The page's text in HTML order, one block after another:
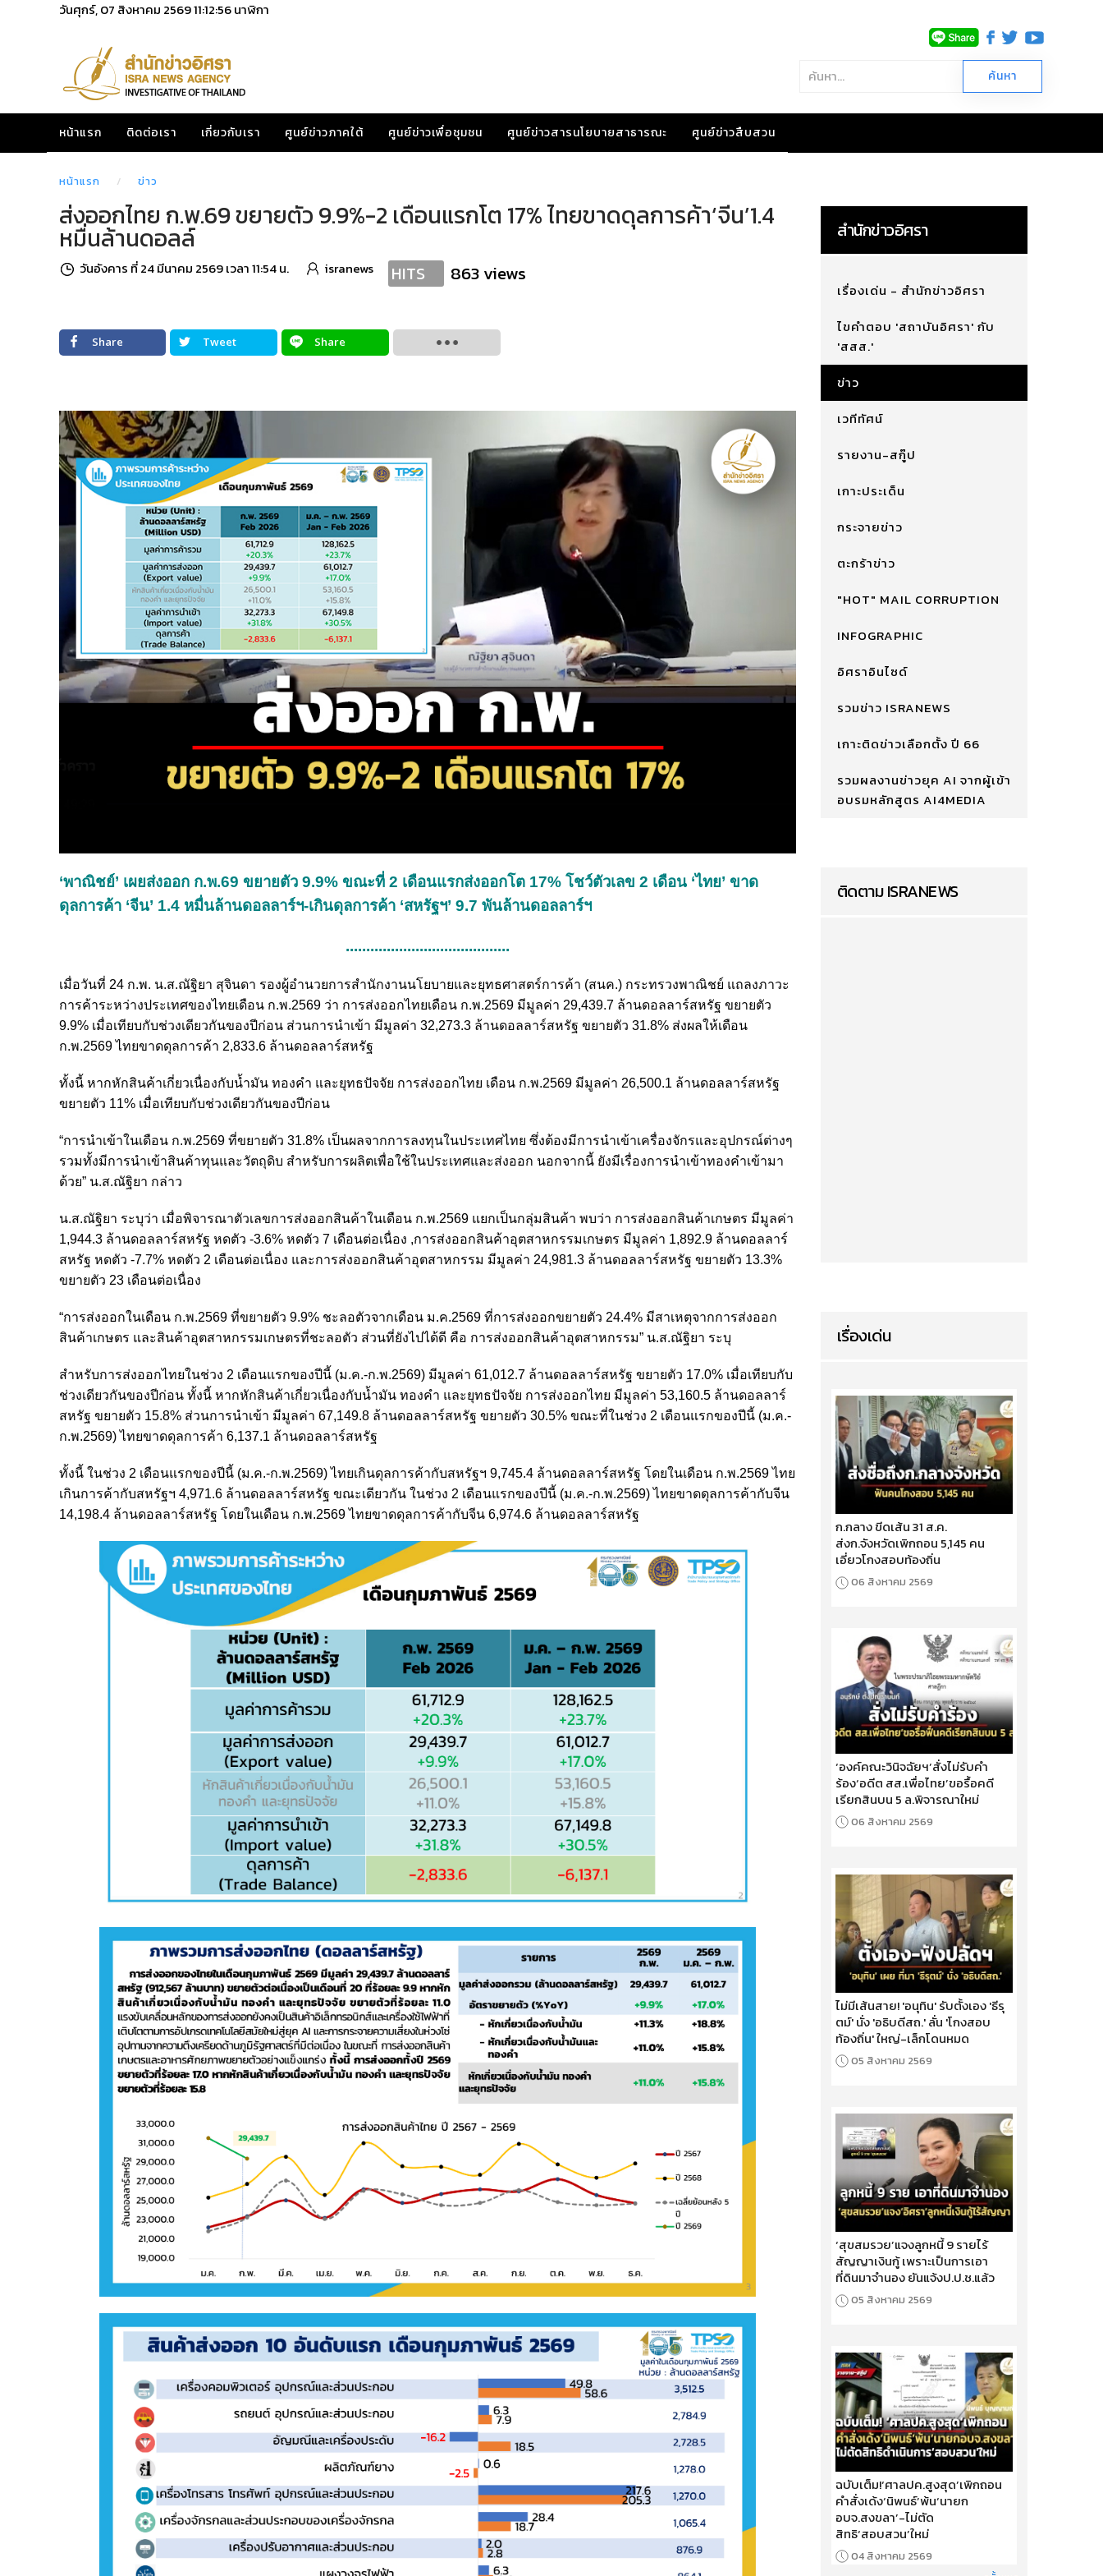
วันศุกร์, 07 สิงหาคม 256911:12:57นาฬิกา
หน้าแรก ติดต่อเรา เกี่ยวกับเรา ศูนย์ข่าวภาคใต้ ศูนย์ข่าวเพื่อชุมชน ศูนย์ข่าวสารนโยบายสาธารณะ ศูนย์ข่าวสืบสวน
หน้าแรก ข่าว
ส่งออกไทย ก.พ.69 ขยายตัว 9.9%-2 เดือนแรกโต 17% ไทยขาดดุลการค้า‘จีน’1.4
หมื่นล้านดอลล์
วันอังคาร ที่ 24 มีนาคม 2569 เวลา 11:54 น. isranews HITS 863 views
Share Tweet Share
‘พาณิชย์’ เผยส่งออก ก.พ.69 ขยายตัว 9.9% ขณะที่ 2 เดือนแรกส่งออกโต 17% โชว์ตัวเลข 2 เดือน ‘ไทย’ ขาด
ดุลการค้า ‘จีน’ 1.4 หมื่นล้านดอลลาร์ฯ-เกินดุลการค้า ‘สหรัฐฯ’ 9.7 พันล้านดอลลาร์ฯ
........................................
เมื่อวันที่ 24 ก.พ. น.ส.ณัฐิยา สุจินดา รองผู้อำนวยการสำนักงานนโยบายและยุทธศาสตร์การค้า (สนค.) กระทรวงพาณิชย์ แถลงภาวะ
การค้าระหว่างประเทศของไทยเดือน ก.พ.2569 ว่า การส่งออกไทยเดือน ก.พ.2569 มีมูลค่า 29,439.7 ล้านดอลลาร์สหรัฐ ขยายตัว
9.9% เมื่อเทียบกับช่วงเดียวกันของปีก่อน ส่วนการนำเข้า มีมูลค่า 32,273.3 ล้านดอลลาร์สหรัฐ ขยายตัว 31.8% ส่งผลให้เดือน
ก.พ.2569 ไทยขาดดุลการค้า 2,833.6 ล้านดอลลาร์สหรัฐ
ทั้งนี้ หากหักสินค้าเกี่ยวเนื่องกับน้ำมัน ทองคำ และยุทธปัจจัย การส่งออกไทย เดือน ก.พ.2569 มีมูลค่า 26,500.1 ล้านดอลลาร์สหรัฐ
ขยายตัว 11% เมื่อเทียบกับช่วงเดียวกันของปีก่อน
“การนำเข้าในเดือน ก.พ.2569 ที่ขยายตัว 31.8% เป็นผลจากการลงทุนในประเทศไทย ซึ่งต้องมีการนำเข้าเครื่องจักรและอุปกรณ์ต่างๆ
รวมทั้งมีการนำเข้าสินค้าทุนและวัตถุดิบ สำหรับการผลิตเพื่อใช้ในประเทศและส่งออก นอกจากนี้ ยังมีเรื่องการนำเข้าทองคำเข้ามา
ด้วย” น.ส.ณัฐิยา กล่าว
น.ส.ณัฐิยา ระบุว่า เมื่อพิจารณาตัวเลขการส่งออกสินค้าในเดือน ก.พ.2569 แยกเป็นกลุ่มสินค้า พบว่า การส่งออกสินค้าเกษตร มีมูลค่า
1,944.3 ล้านดอลลาร์สหรัฐ หดตัว -3.6% หดตัว 7 เดือนต่อเนื่อง ,การส่งออกสินค้าอุตสาหกรรมเกษตร มีมูลค่า 1,892.9 ล้านดอลลาร์
สหรัฐ หดตัว -7.7% หดตัว 2 เดือนต่อเนื่อง และการส่งออกสินค้าอุตสาหกรรม มีมูลค่า 24,981.3 ล้านดอลลาร์สหรัฐ ขยายตัว 13.3%
ขยายตัว 23 เดือนต่อเนื่อง
“การส่งออกในเดือน ก.พ.2569 ที่ขยายตัว 9.9% ชะลอตัวจากเดือน ม.ค.2569 ที่การส่งออกขยายตัว 24.4% มีสาเหตุจากการส่งออก
สินค้าเกษตร และสินค้าอุตสาหกรรมเกษตรที่ชะลอตัว ส่วนที่ยังไปได้ดี คือ การส่งออกสินค้าอุตสาหกรรม” น.ส.ณัฐิยา ระบุ
สำหรับการส่งออกไทยในช่วง 2 เดือนแรกของปีนี้ (ม.ค.-ก.พ.2569) มีมูลค่า 61,012.7 ล้านดอลลาร์สหรัฐ ขยายตัว 17.0% เมื่อเทียบกับ
ช่วงเดียวกันของปีก่อน ทั้งนี้ หากหักสินค้าเกี่ยวเนื่องกับน้ำมัน ทองคำ และยุทธปัจจัย การส่งออกไทย มีมูลค่า 53,160.5 ล้านดอลลาร์
สหรัฐ ขยายตัว 15.8% ส่วนการนำเข้า มีมูลค่า 67,149.8 ล้านดอลลาร์สหรัฐ ขยายตัว 30.5% ขณะที่ในช่วง 2 เดือนแรกของปีนี้ (ม.ค.-
ก.พ.2569) ไทยขาดดุลการค้า 6,137.1 ล้านดอลลาร์สหรัฐ
ทั้งนี้ ในช่วง 2 เดือนแรกของปีนี้ (ม.ค.-ก.พ.2569) ไทยเกินดุลการค้ากับสหรัฐฯ 9,745.4 ล้านดอลลาร์สหรัฐ โดยในเดือน ก.พ.2569 ไทย
เกินการค้ากับสหรัฐฯ 4,971.6 ล้านดอลลาร์สหรัฐ ขณะเดียวกัน ในช่วง 2 เดือนแรกของปีนี้ (ม.ค.-ก.พ.2569) ไทยขาดดุลการค้ากับจีน
14,198.4 ล้านดอลลาร์สหรัฐ โดยในเดือน ก.พ.2569 ไทยขาดดุลการค้ากับจีน 6,974.6 ล้านดอลลาร์สหรัฐ
สำนักข่าวอิศรา
เรื่องเด่น - สำนักข่าวอิศรา
ไขคำตอบ 'สถาบันอิศรา' กับ
'สสส.'
ข่าว
เวทีทัศน์
รายงาน-สกู๊ป
เกาะประเด็น
กระจายข่าว
ตะกร้าข่าว
"HOT" MAIL CORRUPTION
INFOGRAPHIC
อิศราอินไซด์
รวมข่าว ISRANEWS
เกาะติดข่าวเลือกตั้ง ปี 66
รวมผลงานข่าวยุค AI จากผู้เข้า
อบรมหลักสูตร AI4MEDIA
ติดตาม ISRANEWS
เรื่องเด่น
ก.กลาง ขีดเส้น 31 ส.ค.
ส่งก.จังหวัดเพิกถอน 5,145 คน
เอี่ยวโกงสอบท้องถิ่น
06 สิงหาคม 2569
‘องค์คณะวินิจฉัยฯ’สั่งไม่รับคำ
ร้อง‘อดีต สส.เพื่อไทย’ขอรื้อคดี
เรียกสินบน 5 ล.พิจารณาใหม่
06 สิงหาคม 2569
ไม่มีเส้นสาย! 'อนุทิน' รับตั้งเอง 'ธีรุ
ตม์' นั่ง 'อธิบดีสถ.' ลั่น 'โกงสอบ
ท้องถิ่น' ใหญ่-เล็กโดนหมด
05 สิงหาคม 2569
‘สุขสมรวย’แจงลูกหนี้ 9 รายไร้
สัญญาเงินกู้ เพราะเป็นการเอา
ที่ดินมาจำนอง ยันแจ้งป.ป.ช.แล้ว
05 สิงหาคม 2569
ฉบับเต็ม!‘ศาลปค.สูงสุด’เพิกถอน
คำสั่งเด้ง‘นิพนธ์’พ้น‘นายก
อบจ.สงขลา’-ไม่ตัด
สิทธิ‘สอบสวน’ใหม่
04 สิงหาคม 2569